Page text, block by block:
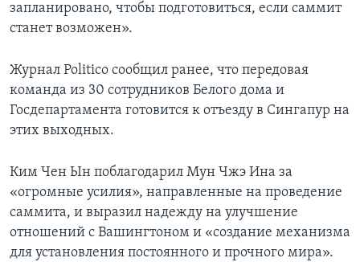
запланировано, чтобы подготовиться, если саммит
станет возможен».
Журнал Politico сообщил ранее, что передовая
команда из 30 сотрудников Белого дома и
Госдепартамента готовится к отъезду в Сингапур на
этих выходных.
Ким Чен Ын поблагодарил Мун Чжэ Ина за
«огромные усилия», направленные на проведение
саммита, и выразил надежду на улучшение
отношений с Вашингтоном и «создание механизма
для установления постоянного и прочного мира».